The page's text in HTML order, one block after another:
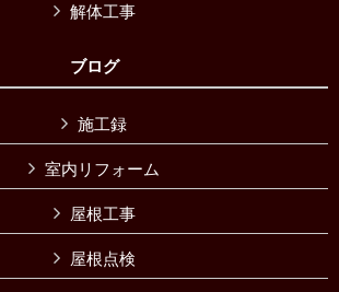
解体工事
ブログ
施工録
室内リフォーム
屋根工事
屋根点検